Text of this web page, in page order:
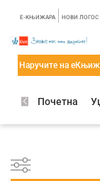
E-КЊИЖАРА НОВИ ЛОГОС
Наручите на
Почетна